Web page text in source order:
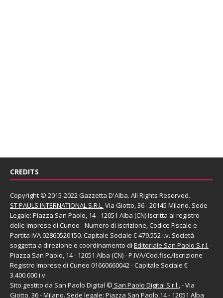
CREDITS
Copyright © 2015-2022 Gazzetta D'Alba. All Rights Reserved.
ST PAULS INTERNATIONAL S.R.L. Via Giotto, 36 - 20145 Milano. Sede
Legale: Piazza San Paolo, 14 - 12051 Alba (CN) Iscritta al registro
delle Imprese di Cuneo - Numero di iscrizione, Codice Fiscale e
Partita IVA 02860520150. Capitale Sociale € 479.552 i.v. Società
soggetta a direzione e coordinamento di Editoriale San Paolo S.r.l. -
Piazza San Paolo, 14 - 12051 Alba (CN) - P.IVA/Cod.fisc./Iscrizione
Registro Imprese di Cuneo 01660660042 - Capitale Sociale €
3.400.000 i.v.
Sito gestito da San Paolo Digital © San Paolo Digital S.r.l., - Via
Giotto, 36 - Milano. Sede legale: Piazza San Paolo,14 - 12051 Alba